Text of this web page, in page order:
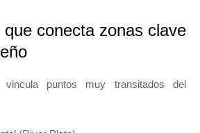
conecta zonas clave
vincula puntos muy transitados del